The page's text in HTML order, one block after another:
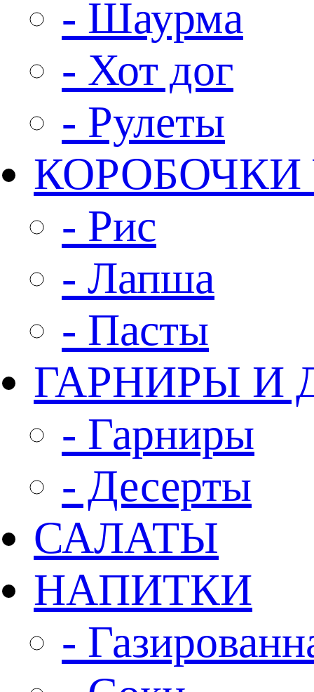
- Шаурма
- Хот дог
- Рулеты
КОРОБОЧКИ
- Рис
- Лапша
- Пасты
ГАРНИРЫ И
- Гарниры
- Десерты
САЛАТЫ
НАПИТКИ
-